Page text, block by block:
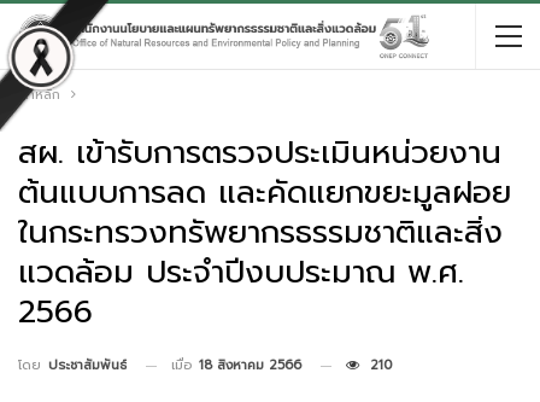
หน้าหลัก
สผ. เข้ารับการตรวจประเมินหน่วยงาน
ต้นแบบการลด และคัดแยกขยะมูลฝอย
ในกระทรวงทรัพยากรธรรมชาติและสิ่ง
แวดล้อม ประจำปีงบประมาณ พ.ศ.
2566
โดย ประชาสัมพันธ์ เมื่อ 18 สิงหาคม 2566 210